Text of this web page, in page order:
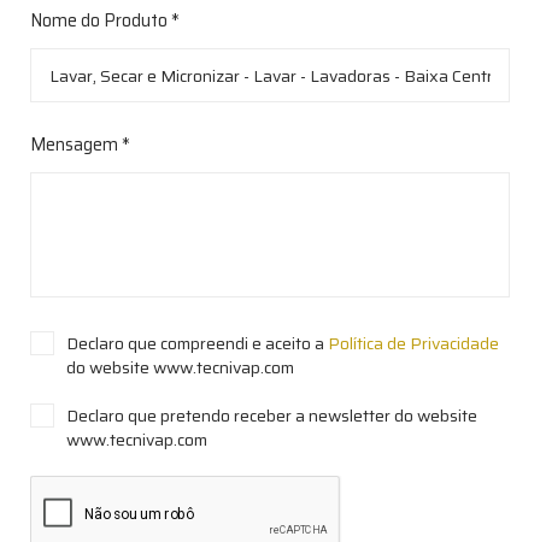
Nome do Produto *
Mensagem *
Declaro que compreendi e aceito a Política de Privacidade
do website www.tecnivap.com
Declaro que pretendo receber a newsletter do website
www.tecnivap.com